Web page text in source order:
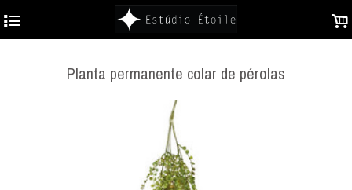
4 .
Planta permanente colar de pérolas